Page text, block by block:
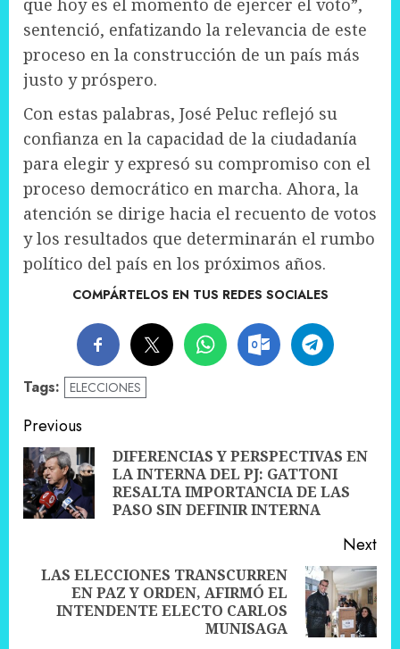
que hoy es el momento de ejercer el voto”,
sentenció, enfatizando la relevancia de este
proceso en la construcción de un país más
justo y próspero.
Con estas palabras, José Peluc reflejó su
confianza en la capacidad de la ciudadanía
para elegir y expresó su compromiso con el
proceso democrático en marcha. Ahora, la
atención se dirige hacia el recuento de votos
y los resultados que determinarán el rumbo
político del país en los próximos años.
COMPÁRTELOS EN TUS REDES SOCIALES
Tags: ELECCIONES
Post
navigation
Previous
DIFERENCIAS Y PERSPECTIVAS EN
LA INTERNA DEL PJ: GATTONI
RESALTA IMPORTANCIA DE LAS
PASO SIN DEFINIR INTERNA
Next
post:
LAS ELECCIONES TRANSCURREN
EN PAZ Y ORDEN, AFIRMÓ EL
INTENDENTE ELECTO CARLOS
MUNISAGA